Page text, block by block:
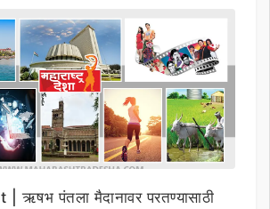
ऋषभ पंतला मैदानावर परतण्यासाठी